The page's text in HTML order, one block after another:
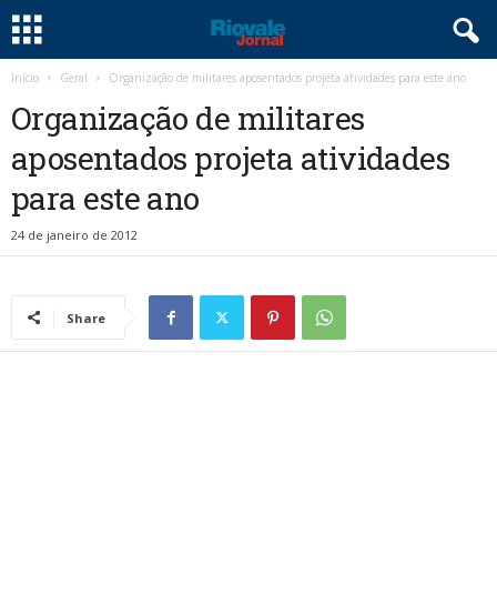
Início Geral Organização de militares aposentados projeta atividades para este ano
Organização de militares
aposentados projeta atividades
para este ano
24 de janeiro de 2012
Share